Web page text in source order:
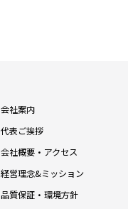
会社案内
代表ご挨拶
会社概要・アクセス
経営理念&ミッション
品質保証・環境方針